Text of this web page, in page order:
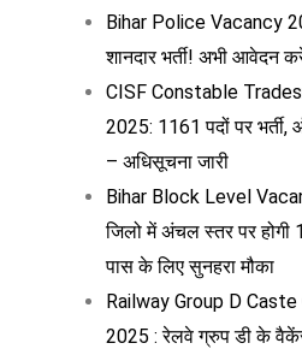
Bihar Police Vacancy
शानदार भर्ती! अभी आवेदन
CISF Constable
2025: 1161 पदों पर
– अधिसूचना जारी
Bihar Block Level
जिलो में अंचल स्तर पर होगी
पास के लिए सुनहरा मौका
Railway Group D
2025 : रेलवे ग्रुप डी के